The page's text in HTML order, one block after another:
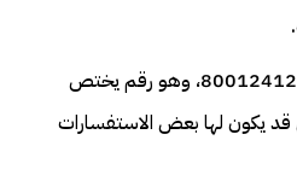
بالإضافة إلى رقم آخر وهو 8001241222، وهو رقم يختص
قد يكون لها بعض الاستفسارات